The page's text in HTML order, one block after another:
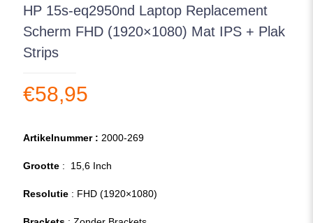
HP 15s-eq2950nd Laptop Replacement
Scherm FHD (1920×1080) Mat IPS + Plak
Strips
€58,95
Artikelnummer : 2000-269
Grootte : 15,6 Inch
Resolutie : FHD (1920×1080)